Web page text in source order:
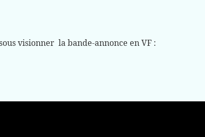
visionner la bande-annonce en VF :